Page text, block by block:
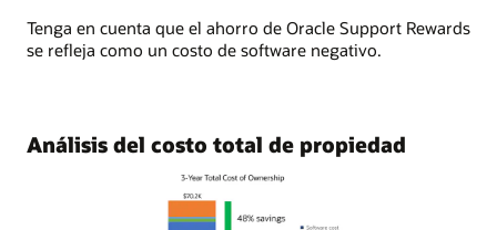
Tenga en cuenta que el ahorro de Oracle Support Rewards
se refleja como un costo de software negativo.
Análisis del costo total de propiedad